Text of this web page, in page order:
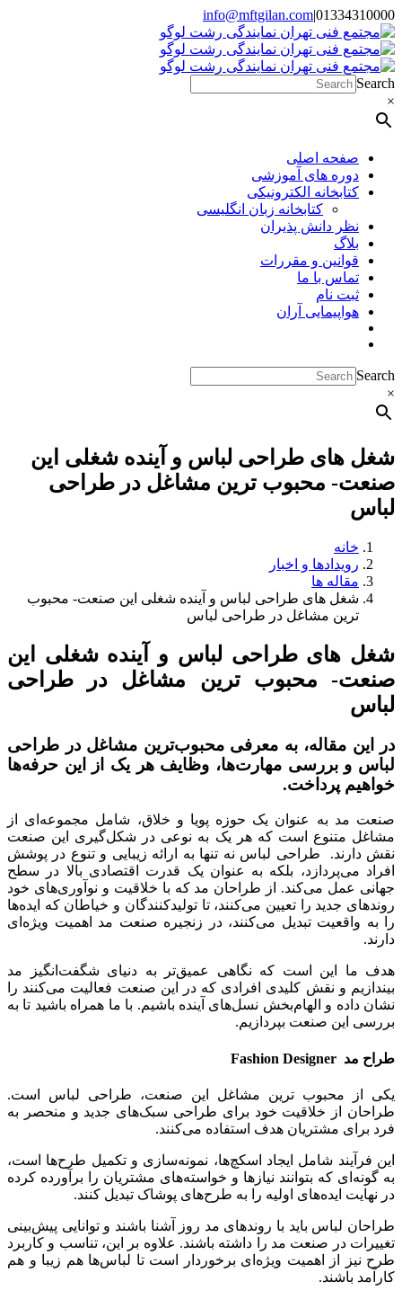
Skip
to
content
01334310000
|
info@mftgilan.com
Instagram
LinkedIn
Search
×
صفحه اصلی
دوره های آموزشی
کتابخانه الکترونیکی
کتابخانه زبان انگلیسی
نظر دانش پذیران
بلاگ
قوانین و مقررات
تماس با ما
ثبت نام
هواپیمایی آران
Search
×
شغل های طراحی لباس و آینده شغلی این
صنعت- محبوب ترین مشاغل در طراحی
لباس
خانه
رویدادها و اخبار
مقاله ها
شغل های طراحی لباس و آینده شغلی این صنعت- محبوب
ترین مشاغل در طراحی لباس
شغل های طراحی لباس و آینده شغلی این
صنعت- محبوب ترین مشاغل در طراحی
لباس
در این مقاله، به معرفی محبوب‌ترین مشاغل در طراحی
لباس و بررسی مهارت‌ها، وظایف هر یک از این حرفه‌ها
خواهیم پرداخت.
صنعت مد به عنوان یک حوزه پویا و خلاق، شامل مجموعه‌ای از
مشاغل متنوع است که هر یک به نوعی در شکل‌گیری این صنعت
نقش دارند. طراحی لباس نه تنها به ارائه زیبایی و تنوع در پوشش
افراد می‌پردازد، بلکه به عنوان یک قدرت اقتصادی بالا در سطح
جهانی عمل می‌کند. از طراحان مد که با خلاقیت و نوآوری‌های خود
روندهای جدید را تعیین می‌کنند، تا تولیدکنندگان و خیاطان که ایده‌ها
را به واقعیت تبدیل می‌کنند، در زنجیره صنعت مد اهمیت ویژه‌ای
دارند.
هدف ما این است که نگاهی عمیق‌تر به دنیای شگفت‌انگیز مد
بیندازیم و نقش کلیدی افرادی که در این صنعت فعالیت می‌کنند را
نشان داده و الهام‌بخش نسل‌های آینده باشیم. با ما همراه باشید تا به
بررسی این صنعت بپردازیم.
طراح مد Fashion Designer
یکی از محبوب ترین مشاغل این صنعت، طراحی لباس است.
طراحان از خلاقیت خود برای طراحی سبک‌های جدید و منحصر به
فرد برای مشتریان هدف استفاده می‌کنند.
این فرآیند شامل ایجاد اسکچ‌ها، نمونه‌سازی و تکمیل طرح‌ها است،
به گونه‌ای که بتوانند نیازها و خواسته‌های مشتریان را برآورده کرده
در نهایت ایده‌های اولیه را به طرح‌های پوشاک تبدیل ‌کنند.
طراحان لباس باید با روندهای مد روز آشنا باشند و توانایی پیش‌بینی
تغییرات در صنعت مد را داشته باشند. علاوه بر این، تناسب و کاربرد
طرح نیز از اهمیت ویژه‌ای برخوردار است تا لباس‌ها هم زیبا و هم
کارآمد باشند.